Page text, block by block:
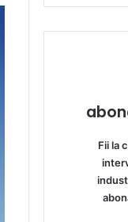
Fii la